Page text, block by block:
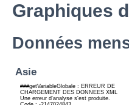
Graphiques
Données
Asie